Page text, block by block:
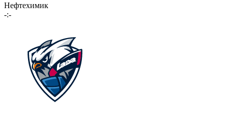
Нефтехимик
-:-